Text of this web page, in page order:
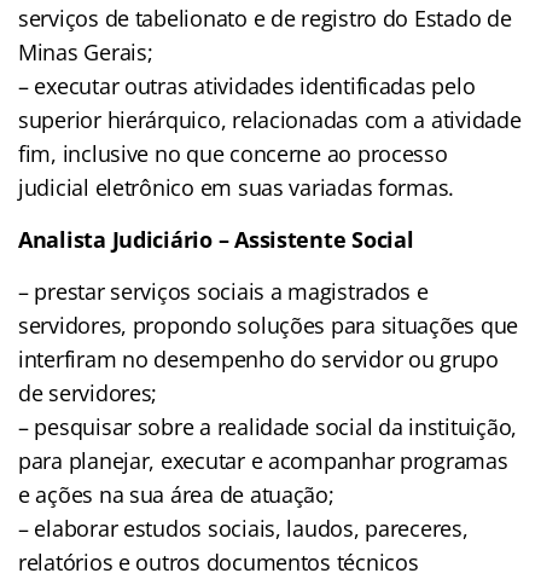
serviços de tabelionato e de registro do Estado de
Minas Gerais;
– executar outras atividades identificadas pelo
superior hierárquico, relacionadas com a atividade
fim, inclusive no que concerne ao processo
judicial eletrônico em suas variadas formas.
Analista Judiciário – Assistente Social
– prestar serviços sociais a magistrados e
servidores, propondo soluções para situações que
interfiram no desempenho do servidor ou grupo
de servidores;
– pesquisar sobre a realidade social da instituição,
para planejar, executar e acompanhar programas
e ações na sua área de atuação;
– elaborar estudos sociais, laudos, pareceres,
relatórios e outros documentos técnicos